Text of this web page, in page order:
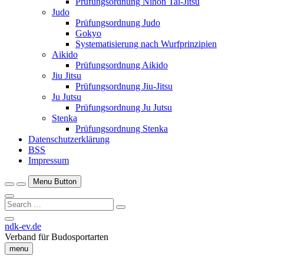
Judo
Prüfungsordnung Judo
Gokyo
Systematisierung nach Wurfprinzipien
Aikido
Prüfungsordnung Aikido
Jiu Jitsu
Prüfungsordnung Jiu-Jitsu
Ju Jutsu
Prüfungsordnung Ju Jutsu
Stenka
Prüfungsordnung Stenka
Datenschutzerklärung
BSS
Impressum
Menu Button
Search
…
Close
Side
Menu
ndk-ev.de
Verband für Budosportarten
menu